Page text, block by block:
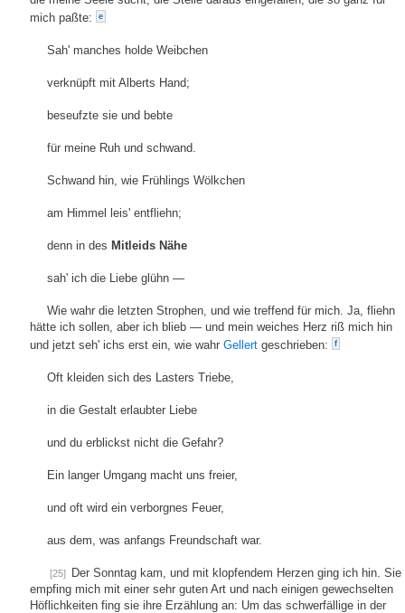
mich paßte:
e
Sah' manches holde Weibchen
verknüpft mit Alberts Hand;
beseufzte sie und bebte
für meine Ruh und schwand.
Schwand hin, wie Frühlings Wölkchen
am Himmel leis' entfliehn;
denn in des Mitleids Nähe
sah' ich die Liebe glühn —
Wie wahr die letzten Strophen, und wie treffend für mich. Ja, fliehn
hätte ich sollen, aber ich blieb — und mein weiches Herz riß mich hin
und jetzt seh' ichs erst ein, wie wahr Gellert geschrieben: f
Oft kleiden sich des Lasters Triebe,
in die Gestalt erlaubter Liebe
und du erblickst nicht die Gefahr?
Ein langer Umgang macht uns freier,
und oft wird ein verborgnes Feuer,
aus dem, was anfangs Freundschaft war.
[25] Der Sonntag kam, und mit klopfendem Herzen ging ich hin. Sie
empfing mich mit einer sehr guten Art und nach einigen gewechselten
Höflichkeiten fing sie ihre Erzählung an: Um das schwerfällige in der